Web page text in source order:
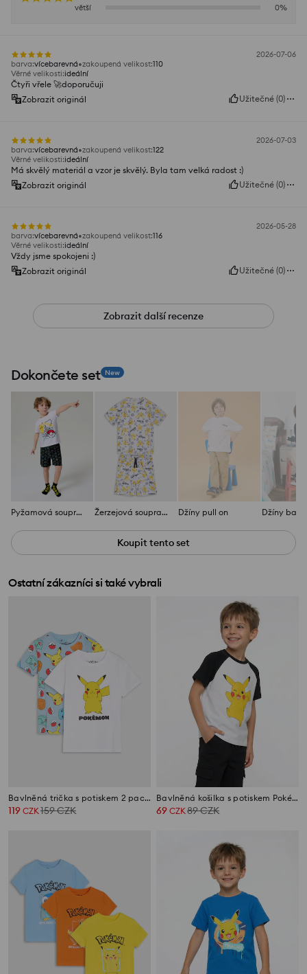
větší
0%
2026-07-06
barva:vícebarevná zakoupená velikost:110
Věrné velikosti:ideální
Čtyři vřele 🚀doporučuji
Zobrazit originál
Užitečné (0)
2026-07-03
barva:vícebarevná zakoupená velikost:122
Věrné velikosti:ideální
Má skvělý materiál a vzor je skvělý. Byla tam velká radost :)
Zobrazit originál
Užitečné (0)
2026-05-28
barva:vícebarevná zakoupená velikost:116
Věrné velikosti:ideální
Vždy jsme spokojeni :)
Zobrazit originál
Užitečné (0)
Zobrazit další recenze
Dokončete set New
Pyžamová souprava Pokémon Žerzejová souprava Pokémon Džíny pull on Džíny
Koupit tento set
Ostatní zákazníci si také vybrali
Bavlněná trička s potiskem 2 pack Pokémon
119 CZK159CZK
Bavlněná košilka s potiskem Pokémon
69 CZK89CZK